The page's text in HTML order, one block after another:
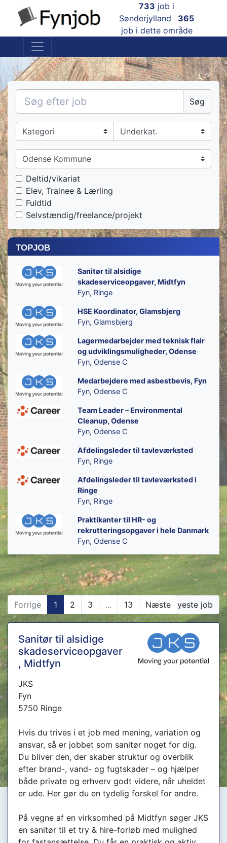
733 job i
Sønderjylland
365
job i dette område
Søg
Deltid/vikariat
Elev, Trainee & Lærling
Fuldtid
Selvstændig/freelance/projekt
topjob
Sanitør til alsidige
skadeserviceopgaver, Midtfyn
Fyn, Ringe
HSE Koordinator, Glamsbjerg
Fyn, Glamsbjerg
Lagermedarbejder med teknisk flair
og udviklingsmuligheder, Odense
Fyn, Odense C
Medarbejdere med asbestbevis, Fyn
Fyn, Odense C
Team Leader – Environmental
Cleanup, Odense
Fyn, Odense C
Afdelingsleder til tavleværksted
Fyn, Ringe
Afdelingsleder til tavleværksted i
Ringe
Fyn, Ringe
Praktikanter til HR- og
rekrutteringsopgaver i hele Danmark
Fyn, Odense C
Vis nyeste job
Forrige 1 2 3 ... 13 Næste
Sanitør til alsidige
skadeserviceopgaver
, Midtfyn
JKS
Fyn
5750 Ringe
Hvis du trives i et job med mening, variation og
ansvar, så er jobbet som sanitør noget for dig.
Du bliver den, der skaber struktur og overblik
efter brand-, vand- og fugtskader – og hjælper
både private og erhverv godt videre, når uheldet
er ude. Her gør du en tydelig forskel for andre.
På vegne af en virksomhed på Midtfyn søger JKS
en sanitør til et try & hire-forløb med mulighed